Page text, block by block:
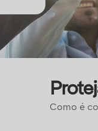
Como é